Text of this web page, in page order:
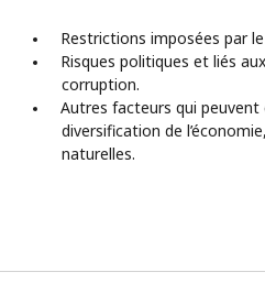
Restrictions imposées par
Risques politiques et liés
corruption.
Autres facteurs qui
diversification de
naturelles.